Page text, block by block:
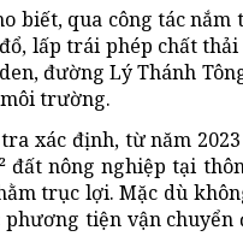
biết, qua công tác
lấp trái phép chất
đường Lý Thánh
trường.
xác định, từ năm
đất nông nghiệp tại
trục lợi. Mặc dù
tiện vận